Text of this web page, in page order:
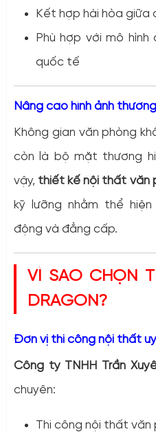
Kết hợp hài hòa giữa
Phù hợp với mô
quốc tế
Nâng cao hình ảnh
Không gian văn phòng
còn là bộ mặt thương
vậy, thiết kế nội thất văn
kỹ lưỡng nhằm thể hiện
động và đẳng cấp.
VÌ SAO CHỌN
DRAGON?
Đơn vị thi công nội thất
Công ty TNHH Trần
chuyên:
Thi công nội thất văn